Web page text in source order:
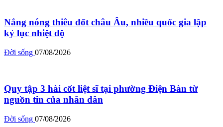
Nắng nóng thiêu đốt châu Âu, nhiều quốc gia lập
kỷ lục nhiệt độ
Đời sống 07/08/2026
Quy tập 3 hài cốt liệt sĩ tại phường Điện Bàn từ
nguồn tin của nhân dân
Đời sống 07/08/2026